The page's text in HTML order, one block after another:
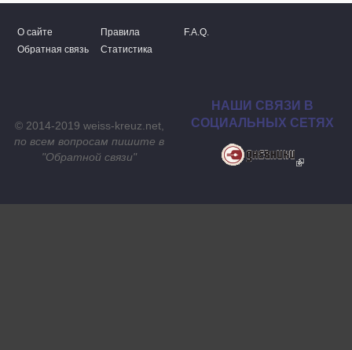
О сайте Правила
F.A.Q.
Обратная связь
Статистика
© 2014-2019 weiss-kreuz.net,
по всем вопросам пишите в
"Обратной связи"
НАШИ СВЯЗИ В
СОЦИАЛЬНЫХ СЕТЯХ